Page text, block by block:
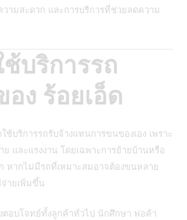
ามสะดวก และการบริการที่ช่วยลดความ
บริการรถ
ง ร้อยเอ็ด
บริการรถรับจ้างแทนการขนของเอง เพราะ
ย และแรงงาน โดยเฉพาะการย้ายบ้านหรือ
หากไม่มีรถที่เหมาะสมอาจต้องขนหลาย
จ่ายเพิ่มขึ้น
ตอบโจทย์ทั้งลูกค้าทั่วไป นักศึกษา พ่อค้า